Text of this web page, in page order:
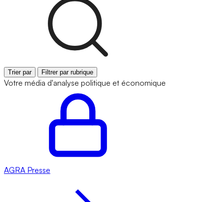
Trier par Filtrer par rubrique
Votre média d'analyse politique et économique
AGRA Presse